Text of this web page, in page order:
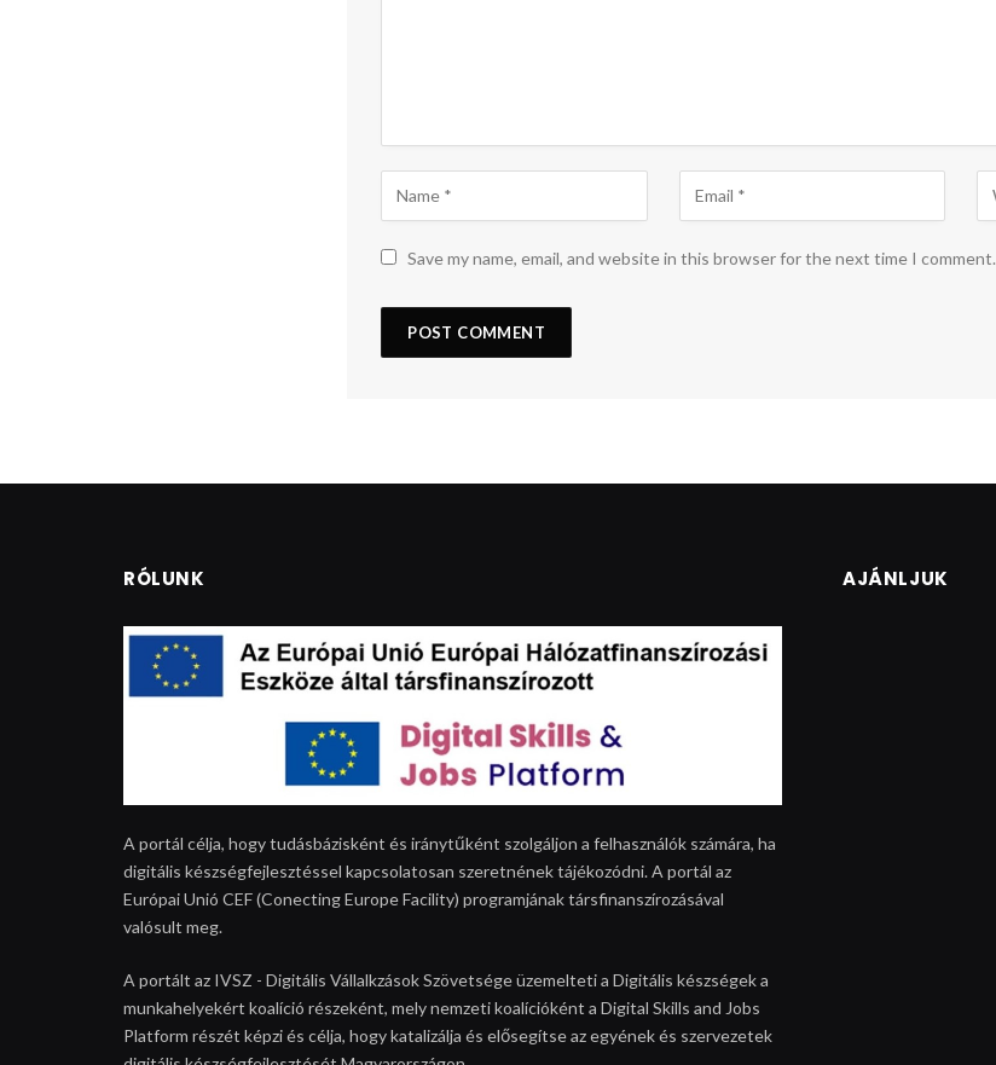
Save my name, email, and website in this browser for the next time I comment.
RÓLUNK
A portál célja, hogy tudásbázisként és iránytűként szolgáljon a felhasználók számára, ha
digitális készségfejlesztéssel kapcsolatosan szeretnének tájékozódni. A portál az
Európai Unió CEF (Conecting Europe Facility) programjának társfinanszírozásával
valósult meg.
A portált az IVSZ - Digitális Vállalkzások Szövetsége üzemelteti a Digitális készségek a
munkahelyekért koalíció részeként, mely nemzeti koalícióként a Digital Skills and Jobs
Platform részét képzi és célja, hogy katalizálja és elősegítse az egyének és szervezetek
AJÁNLJUK